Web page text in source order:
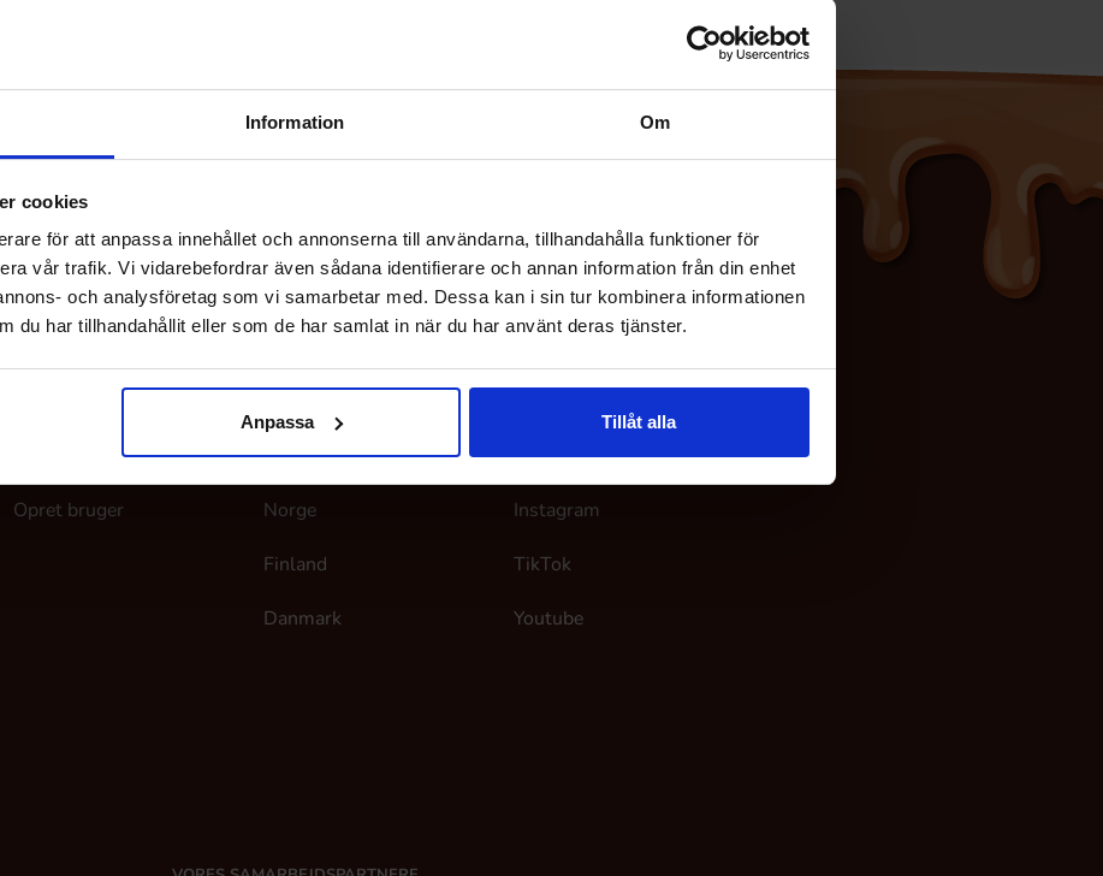
Information Om
cookies
för att anpassa innehållet och annonserna till användarna, tillhandahålla funktioner för
vår trafik. Vi vidarebefordrar även sådana identifierare och annan information från din enhet
och analysföretag som vi samarbetar med. Dessa kan i sin tur kombinera informationen
du har tillhandahållit eller som de har samlat in när du har använt deras tjänster.
Anpassa Tillåt alla
Opret bruger
Her finder du os
Sverige
Norge
Finland
Danmark
Facebook
Instagram
TikTok
Youtube